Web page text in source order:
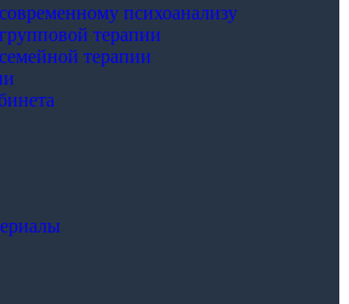
психоанализу
терапии
терапии